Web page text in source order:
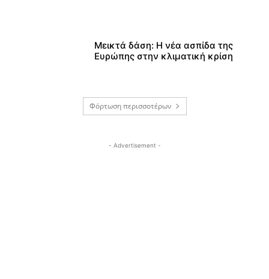
Μεικτά δάση: Η νέα ασπίδα της
Ευρώπης στην κλιματική κρίση
Φόρτωση περισσοτέρων
- Advertisement -